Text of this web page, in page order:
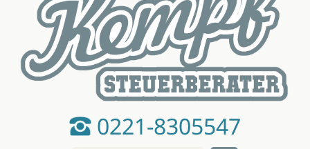
0221-8305547